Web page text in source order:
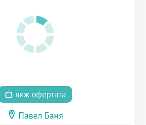
виж офертата
Павел Баня